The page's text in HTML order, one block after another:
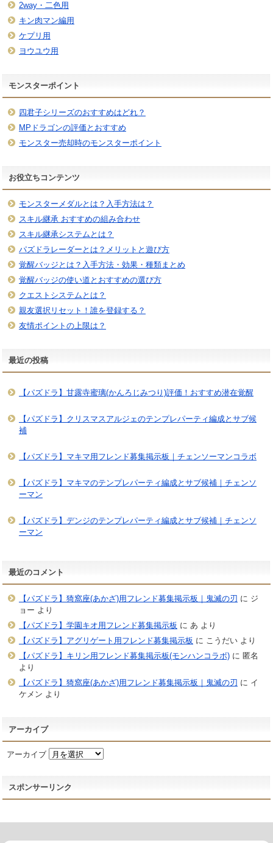
2way・二色用
キン肉マン編用
ケプリ用
ヨウユウ用
モンスターポイント
四君子シリーズのおすすめはどれ？
MPドラゴンの評価とおすすめ
モンスター売却時のモンスターポイント
お役立ちコンテンツ
モンスターメダルとは？入手方法は？
スキル継承 おすすめの組み合わせ
スキル継承システムとは？
パズドラレーダーとは？メリットと遊び方
覚醒バッジとは？入手方法・効果・種類まとめ
覚醒バッジの使い道とおすすめの選び方
クエストシステムとは？
親友選択リセット！誰を登録する？
友情ポイントの上限は？
最近の投稿
【パズドラ】甘露寺蜜璃(かんろじみつり)評価！おすすめ潜在覚醒
【パズドラ】クリスマスアルジェのテンプレパーティ編成とサブ候
補
【パズドラ】マキマ用フレンド募集掲示板｜チェンソーマンコラボ
【パズドラ】マキマのテンプレパーティ編成とサブ候補｜チェンソ
ーマン
【パズドラ】デンジのテンプレパーティ編成とサブ候補｜チェンソ
ーマン
最近のコメント
【パズドラ】猗窩座(あかざ)用フレンド募集掲示板｜鬼滅の刃 に ジ
ョー より
【パズドラ】学園キオ用フレンド募集掲示板 に あ より
【パズドラ】アグリゲート用フレンド募集掲示板 に こうだいより
【パズドラ】キリン用フレンド募集掲示板(モンハンコラボ)に 匿名
より
【パズドラ】猗窩座(あかざ)用フレンド募集掲示板｜鬼滅の刃 に イ
ケメン より
アーカイブ
アーカイブ
スポンサーリンク